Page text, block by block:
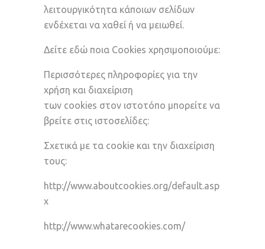
λειτουργικότητα κάποιων σελίδων
ενδέχεται να χαθεί ή να μειωθεί.
Δείτε εδώ ποια Cookies χρησιμοποιούμε:
Περισσότερες πληροφορίες για την
χρήση και διαχείριση
των cookies στον ιστοτόπο μπορείτε να
βρείτε στις ιστοσελίδες:
Σχετικά με τα cookie και την διαχείριση
τους:
http://www.aboutcookies.org/default.asp
x
http://www.whatarecookies.com/